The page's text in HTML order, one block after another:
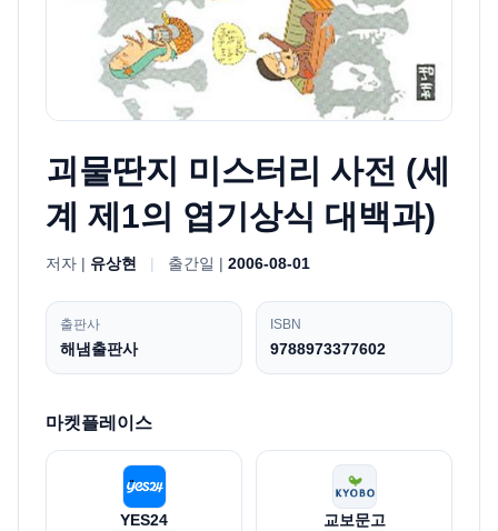
괴물딴지 미스터리 사전 (세
계 제1의 엽기상식 대백과)
저자 | 유상현 | 출간일 | 2006-08-01
출판사
해냄출판사
ISBN
9788973377602
마켓플레이스
YES24 교보문고